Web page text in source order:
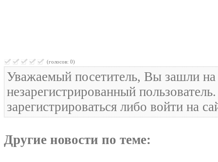
(голосов: 0)
Уважаемый посетитель, Вы зашли на
незарегистрированный
зарегистрироваться либо войти на
Другие новости по теме: